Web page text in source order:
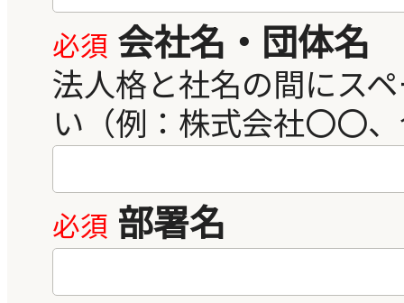
会社名・団体名
部署名